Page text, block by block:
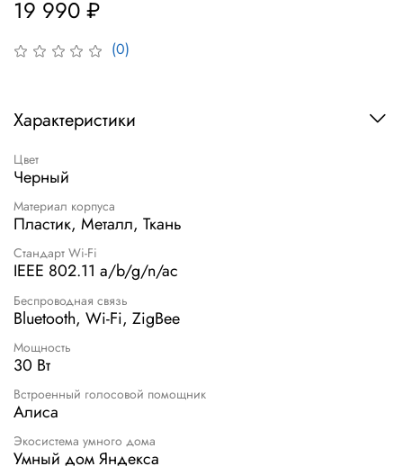
(0)
19 990 ₽
Характеристики
Цвет
Черный
Материал корпуса
Пластик, Металл, Ткань
Стандарт Wi-Fi
IEEE 802.11 a/b/g/n/ac
Беспроводная связь
Bluetooth, Wi-Fi, ZigBee
Мощность
30 Вт
Встроенный голосовой помощник
Алиса
Экосистема умного дома
Умный дом Яндекса